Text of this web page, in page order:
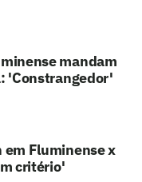
mandam
'Constrangedor'
em Fluminense x
critério'